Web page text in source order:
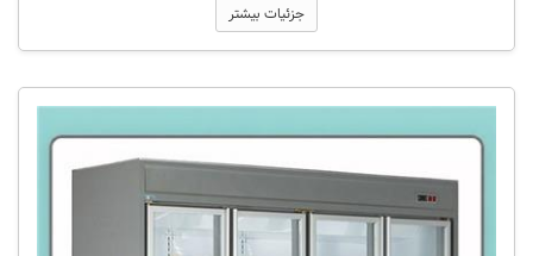
جزئیات بیشتر